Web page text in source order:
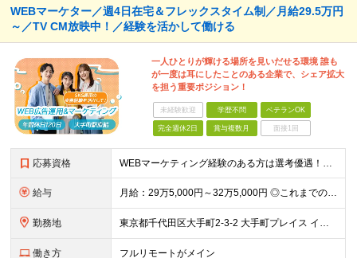
WEBマーケター／週4日在宅＆フレックスタイム制／月給29.5万円
～／TV CM放映中！／経験を活かして働ける
一人ひとりが輝ける場所を見いだせる環境 誰も
が一度は耳にしたことのある企業で、シェア拡大
を担う重要ポジション！
未経験歓迎 学歴不問 ベテランOK
完全週休2日 賞与複数月 面接1回
応募資格 WEBマーケティング経験のある方は選考優遇！人物重視の採用です◎ 【必須条件】 ◎WEB広告の企画～運用までのご経験（年数不問） ◎Google Analytics 4（GA4）を使用したアクセス解
給与 月給：29万5,000円～32万5,000円 ◎これまでの経験と能力を考慮の上、決定します！ ☆明確な評価制度とキャリア形成 当社では個人の頑張りを反映する明確な評価制度を設けています。将来にわた
勤務地 東京都千代田区大手町2-3-2 大手町プレイス イーストタワー6階
働き方 フルリモートがメイン